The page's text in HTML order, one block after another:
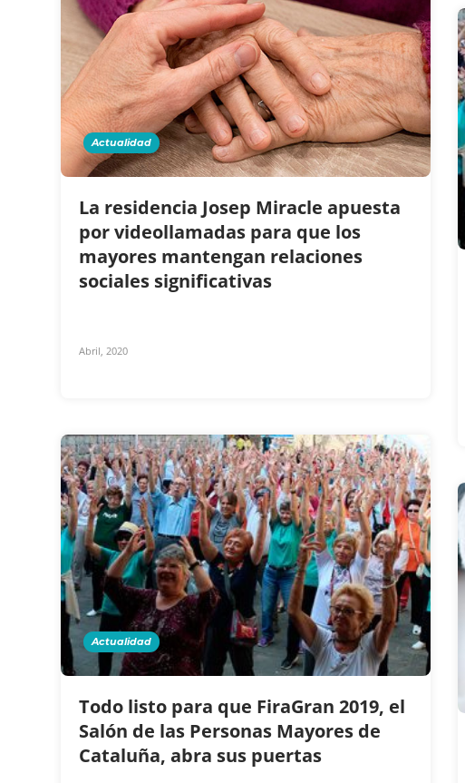
Actualidad
La residencia Josep Miracle apuesta
por videollamadas para que los
mayores mantengan relaciones
sociales significativas
Abril, 2020
Actualidad
Todo listo para que FiraGran 2019, el
Salón de las Personas Mayores de
Cataluña, abra sus puertas